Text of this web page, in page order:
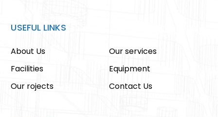
USEFUL LINKS
About Us
Our services
Facilities
Equipment
Our rojects
Contact Us